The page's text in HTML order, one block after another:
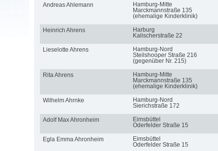
Andreas Ahlemann
Hamburg-Mitte
Marckmannstraße 135
(ehemalige Kinderklinik)
Heinrich Ahrens
Harburg
Kalischerstraße 22
Lieselotte Ahrens
Hamburg-Nord
Steilshooper Straße 216
(gegenüber Nr. 215)
Rita Ahrens
Hamburg-Mitte
Marckmannstraße 135
(ehemalige Kinderklinik)
Wilhelm Ahrnke
Hamburg-Nord
Sierichstraße 172
Adolf Max Ahronheim
Eimsbüttel
Oderfelder Straße 15
Egla Emma Ahronheim
Eimsbüttel
Oderfelder Straße 15